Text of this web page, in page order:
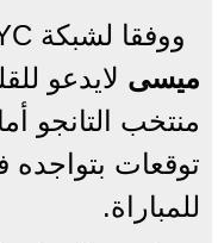
ووفقا لشبكة TYC الأرجنتينية فموقف
ميسى لايدعو
منتخب التانجو
توقعات
للمباراة.